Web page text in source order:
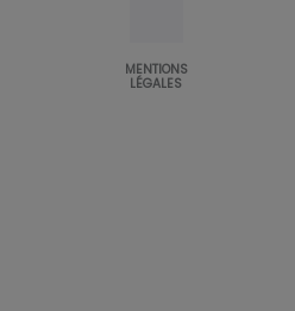
MENTIONS
LÉGALES